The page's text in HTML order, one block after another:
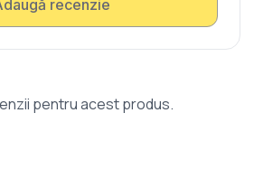
recenzie
pentru acest produs.